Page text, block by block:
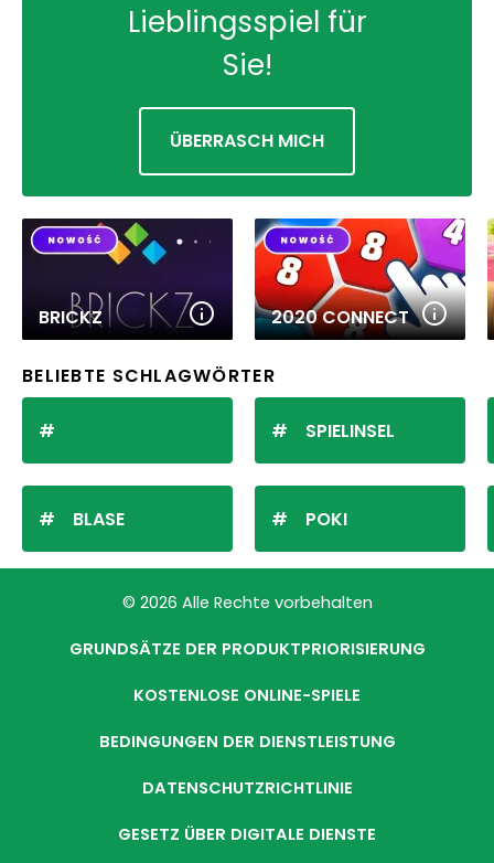
Lieblingsspiel für
Sie!
ÜBERRASCH MICH
BRICKZ 2020 CONNECT
BELIEBTE SCHLAGWÖRTER
BLASE
SPIELINSEL
POKI
© 2026 Alle Rechte vorbehalten
GRUNDSÄTZE DER PRODUKTPRIORISIERUNG
KOSTENLOSE ONLINE-SPIELE
BEDINGUNGEN DER DIENSTLEISTUNG
DATENSCHUTZRICHTLINIE
GESETZ ÜBER DIGITALE DIENSTE